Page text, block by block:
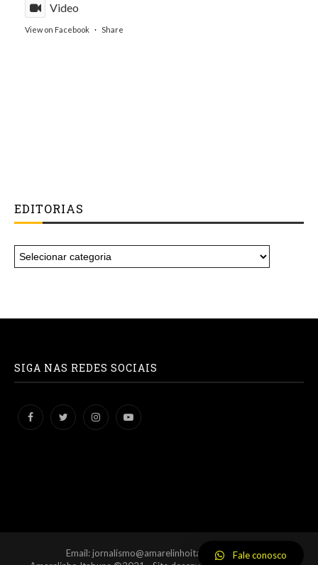
Video
View on Facebook · Share
EDITORIAS
SIGA NAS REDES SOCIAIS
Email: jornalismo@amarelinhoitabuna.com.brFale conosco